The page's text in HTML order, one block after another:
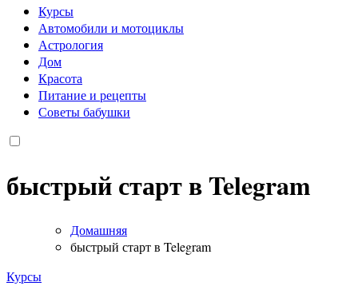
Курсы
Автомобили и мотоциклы
Астрология
Дом
Красота
Питание и рецепты
Советы бабушки
быстрый старт в Telegram
Домашняя
быстрый старт в Telegram
Курсы